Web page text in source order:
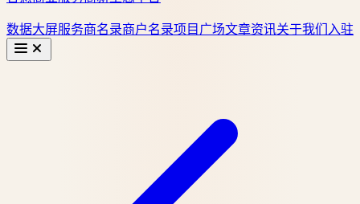
数据大屏服务商名录商户名录项目广场文章资讯关于我们 入驻